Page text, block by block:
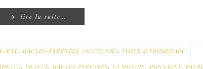
lire la suite…
END, HAUTES-PYRÉNÉES (OCCITANIE), VISITE & PROMENADE
, FRANCE, HAUTES PYRENEES, LA MONGIE, MONTAGNE,